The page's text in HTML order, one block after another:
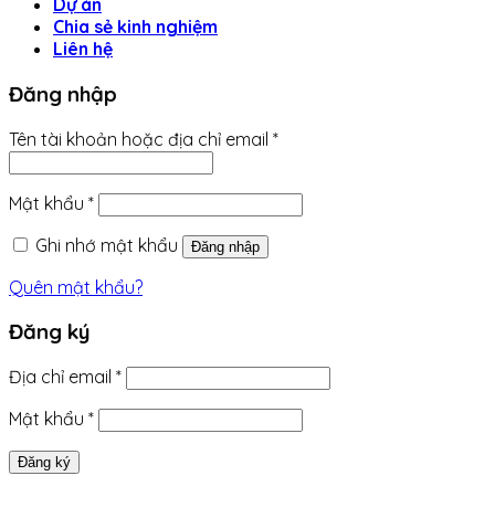
Dự án
Chia sẻ kinh nghiệm
Liên hệ
Đăng nhập
Tên tài khoản hoặc địa chỉ email *Bắt
Mật khẩu *Bắt
buộc
Ghi nhớ mật khẩu
Đăng nhập
Quên mật khẩu?
Đăng ký
Địa chỉ email *Bắt
Mật khẩu *Bắt
Đăng ký